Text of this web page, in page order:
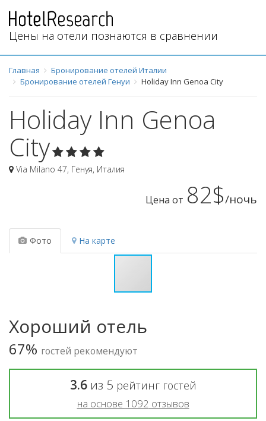
Цены на отели познаются в сравнении
Главная
Бронирование отелей Италии
Бронирование отелей Генуи
Holiday Inn Genoa City
Holiday Inn Genoa
City
Via Milano 47, Генуя, Италия
Цена от 82$/ночь
Фото На карте
Хороший отель
67% гостей рекомендуют
3.6из 5 рейтинг гостей
на основе 1092 отзывов